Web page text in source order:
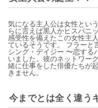
気になる主人公は女性とい
らに言えば黒人かヒスパニ
感受性を備えたこの女性主
ているそうです。 フラーと
シング・デイジー 〜恋する
いました。彼のネットワー
緒に仕事をした俳優たちが
きません。
今までとは全く違う